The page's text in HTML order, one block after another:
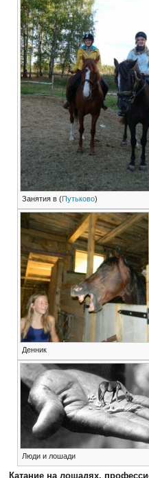
Занятия в (Путьково)
Денник
Люди и лошади
Катание на лошадях,